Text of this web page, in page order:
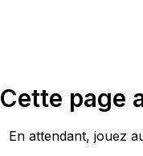
Cette page
En attendant, jouez